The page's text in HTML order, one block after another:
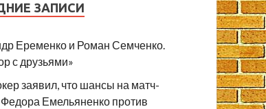
ЗАПИСИ
Еременко и Роман Семченко.
с друзьями»
заявил, что шансы на матч-
Емельяненко против